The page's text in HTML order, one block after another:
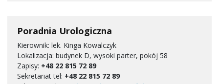
Poradnia Urologiczna
Kierownik: lek. Kinga Kowalczyk
Lokalizacja: budynek D, wysoki parter, pokój 58
Zapisy: +48 22 815 72 89
Sekretariat tel: +48 22 815 72 89